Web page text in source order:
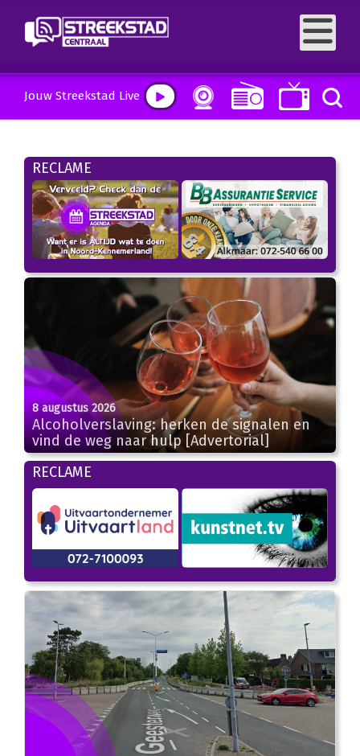
Jouw Streekstad Live
RECLAME
8 augustus 2026
Alcoholverslaving: herken de signalen en
vind de weg naar hulp [Advertorial]
RECLAME